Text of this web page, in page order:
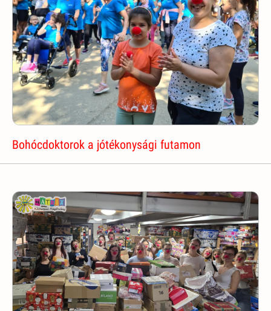
Bohócdoktorok a jótékonysági futamon